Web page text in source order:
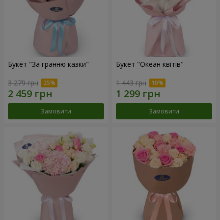
Букет "За гранню казки"
3 279 грн
Замовити
Букет "Океан квітів"
1 443 грн
Замовити